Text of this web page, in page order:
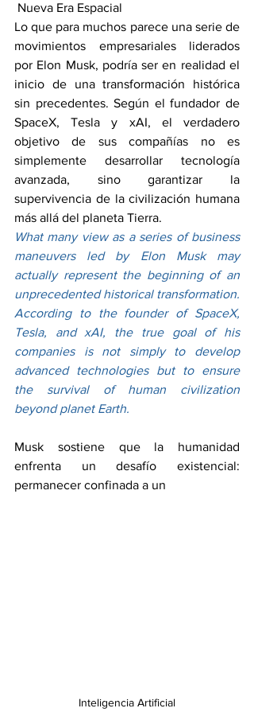
Nueva Era Espacial
Lo que para muchos parece una serie de
movimientos empresariales liderados
por Elon Musk, podría ser en realidad el
inicio de una transformación histórica
sin precedentes. Según el fundador de
SpaceX, Tesla y xAI, el verdadero
objetivo de sus compañías no es
simplemente desarrollar tecnología
avanzada, sino garantizar la
supervivencia de la civilización humana
más allá del planeta Tierra.
What many view as a series of business
maneuvers led by Elon Musk may
actually represent the beginning of an
unprecedented historical transformation.
According to the founder of SpaceX,
Tesla, and xAI, the true goal of his
companies is not simply to develop
advanced technologies but to ensure
the survival of human civilization
beyond planet Earth.
Musk sostiene que la humanidad
enfrenta un desafío existencial:
permanecer confinada a un
Inteligencia Artificial